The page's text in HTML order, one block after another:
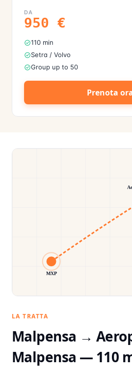
DA
950 €
110 min
Setra / Volvo
Group up to 50
Prenota
MXP
LA TRATTA
Malpensa →
Malpensa — 110